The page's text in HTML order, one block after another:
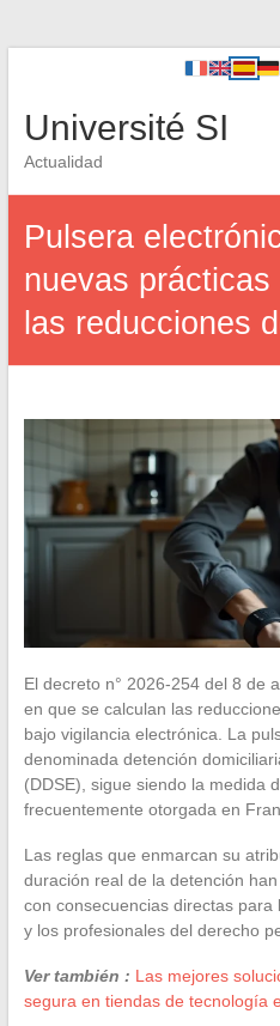
Université SI
Actualidad
Pulsera
nuevas
las reducciones
El decreto n° 2026-254 del 8 de
en que se calculan las
bajo vigilancia electrónica. La
denominada detención
(DDSE), sigue siendo la medida
frecuentemente otorgada en
Las reglas que enmarcan su
duración real de la detención
con consecuencias directas
y los profesionales del derecho
Ver también : Las mejores
segura en tiendas de tecnología